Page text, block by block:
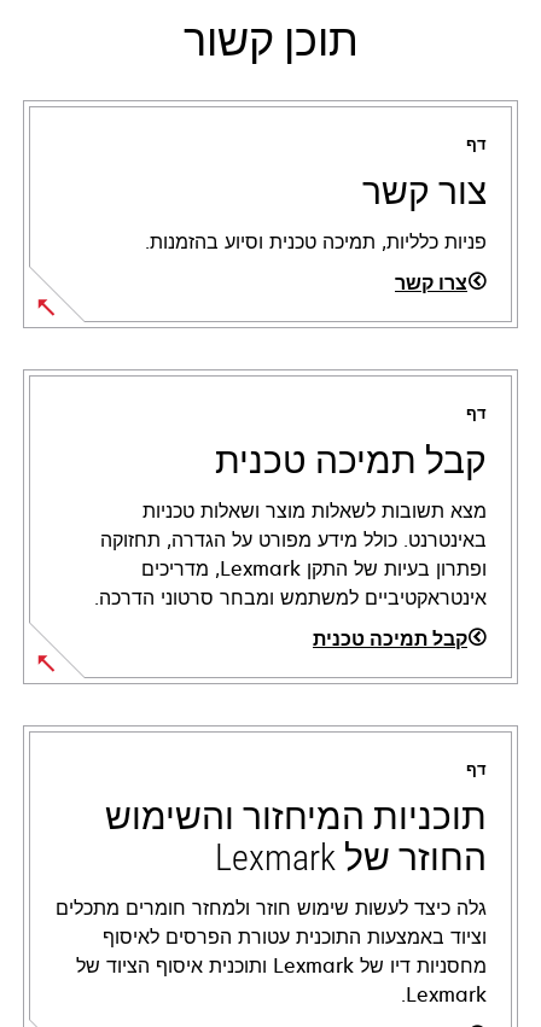
תוכן קשור
דף
צור קשר
פניות כלליות, תמיכה טכנית וסיוע בהזמנות.
צרו קשר
דף
קבל תמיכה טכנית
מצא תשובות לשאלות מוצר ושאלות טכניות
באינטרנט. כולל מידע מפורט על הגדרה, תחזוקה
ופתרון בעיות של התקן Lexmark, מדריכים
אינטראקטיביים למשתמש ומבחר סרטוני הדרכה.
קבל תמיכה טכנית
opens
in
new
tab
דף
תוכניות המיחזור והשימוש
החוזר של Lexmark
גלה כיצד לעשות שימוש חוזר ולמחזר חומרים מתכלים
וציוד באמצעות התוכנית עטורת הפרסים לאיסוף
מחסניות דיו של Lexmark ותוכנית איסוף הציוד של
Lexmark.